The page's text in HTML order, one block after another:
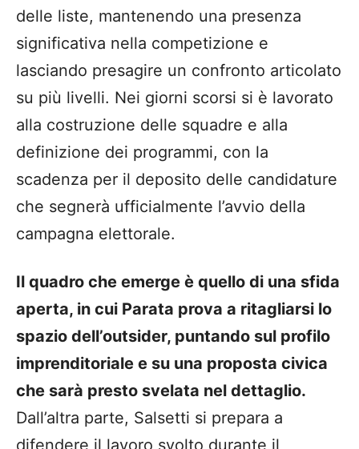
delle liste, mantenendo una presenza
significativa nella competizione e
lasciando presagire un confronto articolato
su più livelli. Nei giorni scorsi si è lavorato
alla costruzione delle squadre e alla
definizione dei programmi, con la
scadenza per il deposito delle candidature
che segnerà ufficialmente l’avvio della
campagna elettorale.
Il quadro che emerge è quello di una sfida
aperta, in cui Parata prova a ritagliarsi lo
spazio dell’outsider, puntando sul profilo
imprenditoriale e su una proposta civica
che sarà presto svelata nel dettaglio.
Dall’altra parte, Salsetti si prepara a
difendere il lavoro svolto durante il